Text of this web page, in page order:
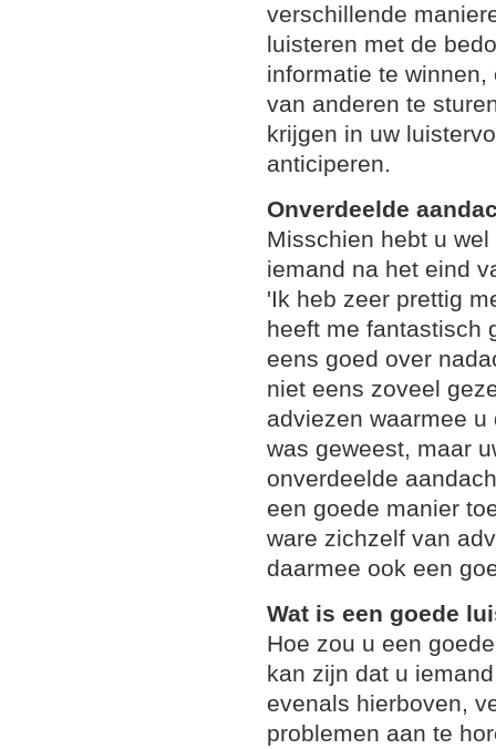
verschillende
luisteren met de
informatie te
van anderen te
krijgen in uw
anticiperen.
Onverdeelde
Misschien hebt u
iemand na het eind
'Ik heb zeer prettig
heeft me fantastisch
eens goed over
niet eens zoveel
adviezen waarmee
was geweest, maar
onverdeelde
een goede manier
ware zichzelf van
daarmee ook een
Wat is een goede
Hoe zou u een
kan zijn dat u
evenals hierboven,
problemen aan te